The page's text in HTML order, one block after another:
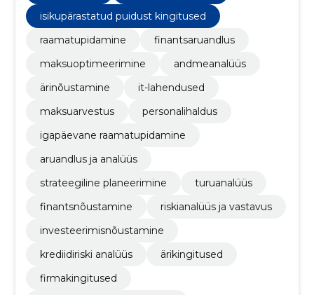
keskmise suurusega ettevõtetele, ning samal ajal
arendame brändi Pisikink.ee alt personaalseid ja
tehnoloogiapõhiseid kingitusi, sisustustooteid ja
eritellimuslahendusi.
isikupärastatud puidust kingitused
raamatupidamine
finantsaruandlus
maksuoptimeerimine
andmeanalüüs
ärinõustamine
it-lahendused
maksuarvestus
personalihaldus
igapäevane raamatupidamine
aruandlus ja analüüs
strateegiline planeerimine
turuanalüüs
finantsnõustamine
riskianalüüs ja vastavus
investeerimisnõustamine
krediidiriski analüüs
ärikingitused
firmakingitused